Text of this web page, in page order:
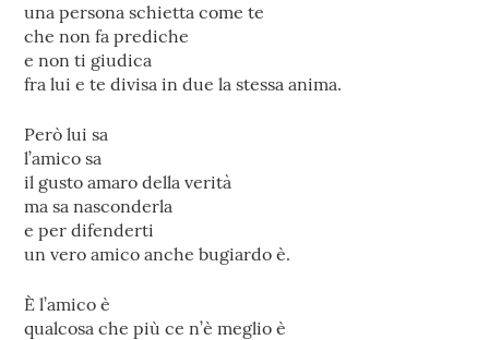
una persona schietta come te
che non fa prediche
e non ti giudica
fra lui e te divisa in due la stessa anima.
Però lui sa
l’amico sa
il gusto amaro della verità
ma sa nasconderla
e per difenderti
un vero amico anche bugiardo è.
È l’amico è
qualcosa che più ce n’è meglio è